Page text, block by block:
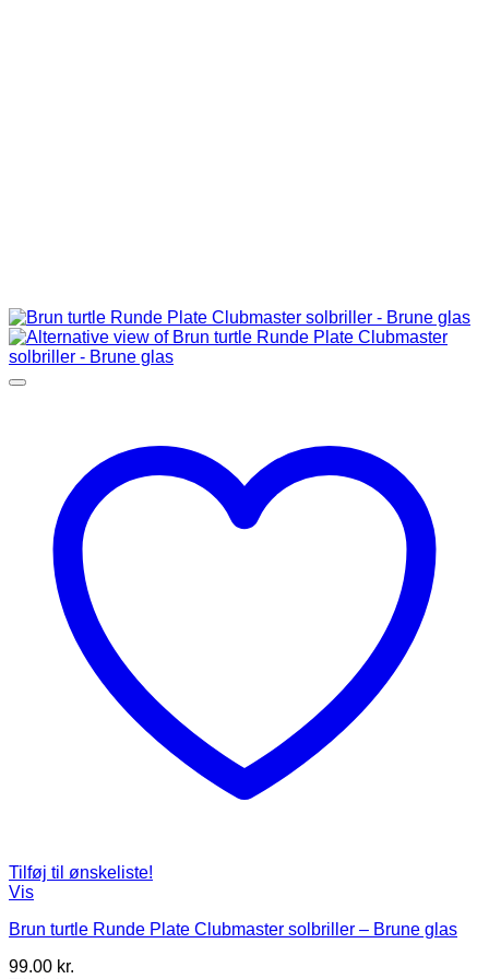
Tilføj til ønskeliste!
Vis
Brun turtle Runde Plate Clubmaster solbriller – Brune glas
99.00 kr.